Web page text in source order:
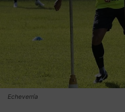
Echeverría